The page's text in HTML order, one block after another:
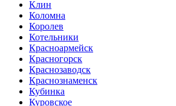
Клин
Коломна
Королев
Котельники
Красноармейск
Красногорск
Краснозаводск
Краснознаменск
Кубинка
Куровское